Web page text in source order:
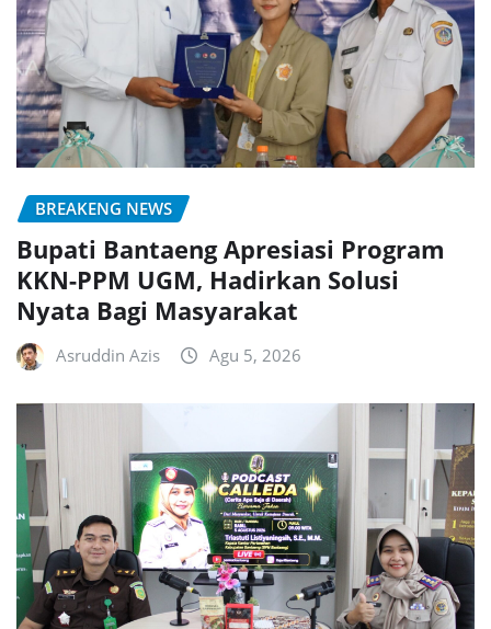
BREAKENG NEWS
Bupati Bantaeng Apresiasi Program
KKN-PPM UGM, Hadirkan Solusi
Nyata Bagi Masyarakat
Asruddin Azis Agu 5, 2026